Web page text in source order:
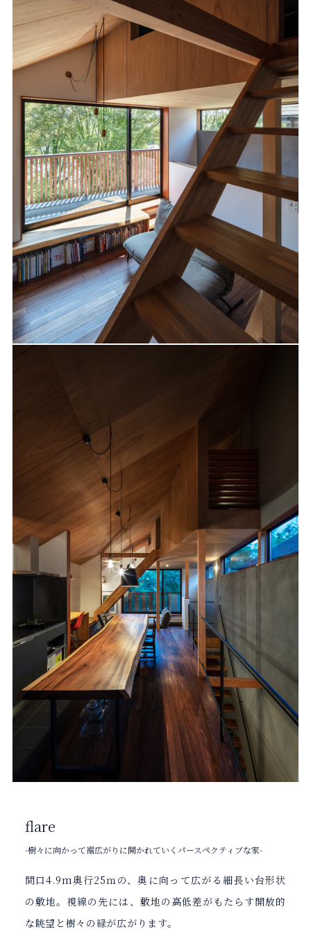
flare
-樹々に向かって裾広がりに開かれていくパースペクティブな家-
間口4.9m奥行25ｍの、奥に向って広がる細長い台形状
の敷地。視線の先には、敷地の高低差がもたらす開放的
な眺望と樹々の緑が広がります。